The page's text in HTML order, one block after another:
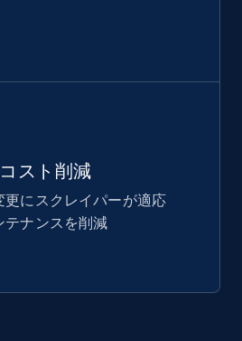
スト削減
更にスクレイパーが適応
テナンスを削減